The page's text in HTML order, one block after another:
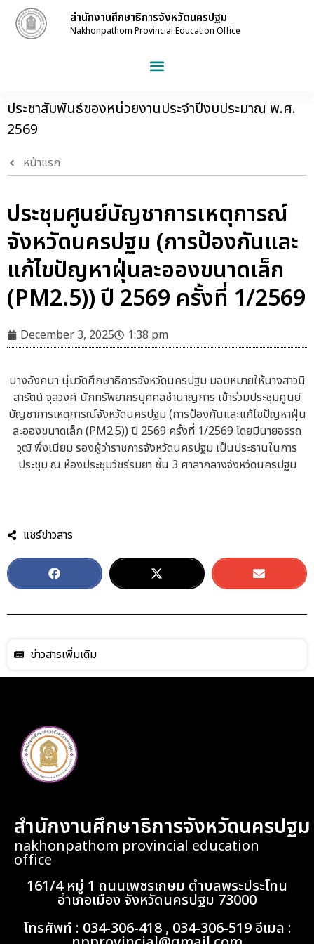
สำนักงานศึกษาธิการจังหวัดนครปฐม
Nakhonpathom Provincial Education Office
ประชาสัมพันธ์ของหน่วยงานประจำปีงบประมาณ พ.ศ.
2569
หน้าแรก
ประชุมศูนย์บัญชาการเหตุการณ์
จังหวัดนครปฐม (การป้องกันและ
แก้ไขปัญหาฝุ่นละอองขนาดเล็ก
(PM2.5)) ปี 2569 ครั้งที่ 1/2569
December 3, 2025 1:38 pm
นางอังคนา นุ่มวัดศึกษาธิการจังหวัดนครปฐม มอบหมายให้นางสาวนิ
สารัตน์ จุลวงศ์ นักทรัพยากรบุคคลชำนาญการ เข้าร่วมประชุมศูนย์
บัญชาการเหตุการณ์จังหวัดนครปฐม (การป้องกันและแก้ไขปัญหาฝุ่น
ละอองขนาดเล็ก (PM2.5)) ปี 2569 ครั้งที่ 1/2569 โดยมีนายอรรถ
วุฒิ พึ่งเนียม รองผู้ว่าราชการจังหวัดนครปฐม เป็นประธานในการ
ประชุม ณ ห้องประชุมวัชรีรมยา ชั้น 3 ศาลากลางจังหวัดนครปฐม
แชร์ข่าวสาร
ข่าวสารเพิ่มเติม
สำนักงานศึกษาธิการจังหวัดนครปฐม
nakhonpathom provincial education
office
161/4 หมู่ 1 ถนนเพชรเกษม ตำบลพระประโทน
อำเภอเมือง จังหวัดนครปฐม 73000
โทรศัพท์ : 034-306-418 , 034-306-519 อีเมล :